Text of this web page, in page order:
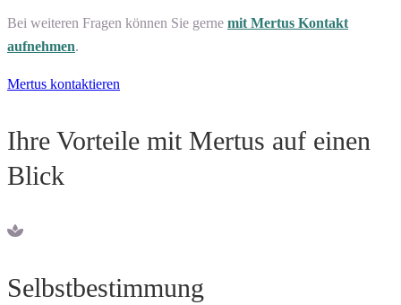
Bei weiteren Fragen können Sie gerne mit Mertus Kontakt
aufnehmen.
Mertus kontaktieren
Ihre Vorteile mit Mertus auf einen
Blick
Selbstbestimmung